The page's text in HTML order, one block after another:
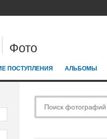
Фото
ПОСТУПЛЕНИЯ АЛЬБОМЫ